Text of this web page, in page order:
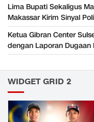
Lima Bupati Sekaligus
Makassar Kirim Sinyal
Ketua Gibran Center
dengan Laporan Dugaan
WIDGET GRID 2